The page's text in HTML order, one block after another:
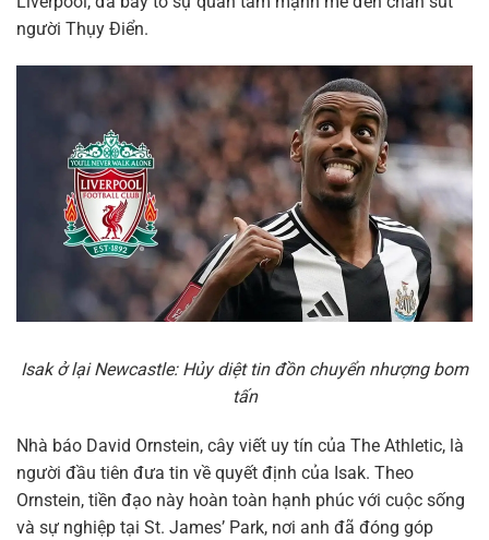
người Thụy Điển.
Isak ở lại Newcastle: Hủy diệt tin đồn chuyển nhượng bom
tấn
Nhà báo David Ornstein, cây viết uy tín của The Athletic, là
người đầu tiên đưa tin về quyết định của Isak. Theo
Ornstein, tiền đạo này hoàn toàn hạnh phúc với cuộc sống
và sự nghiệp tại St. James’ Park, nơi anh đã đóng góp